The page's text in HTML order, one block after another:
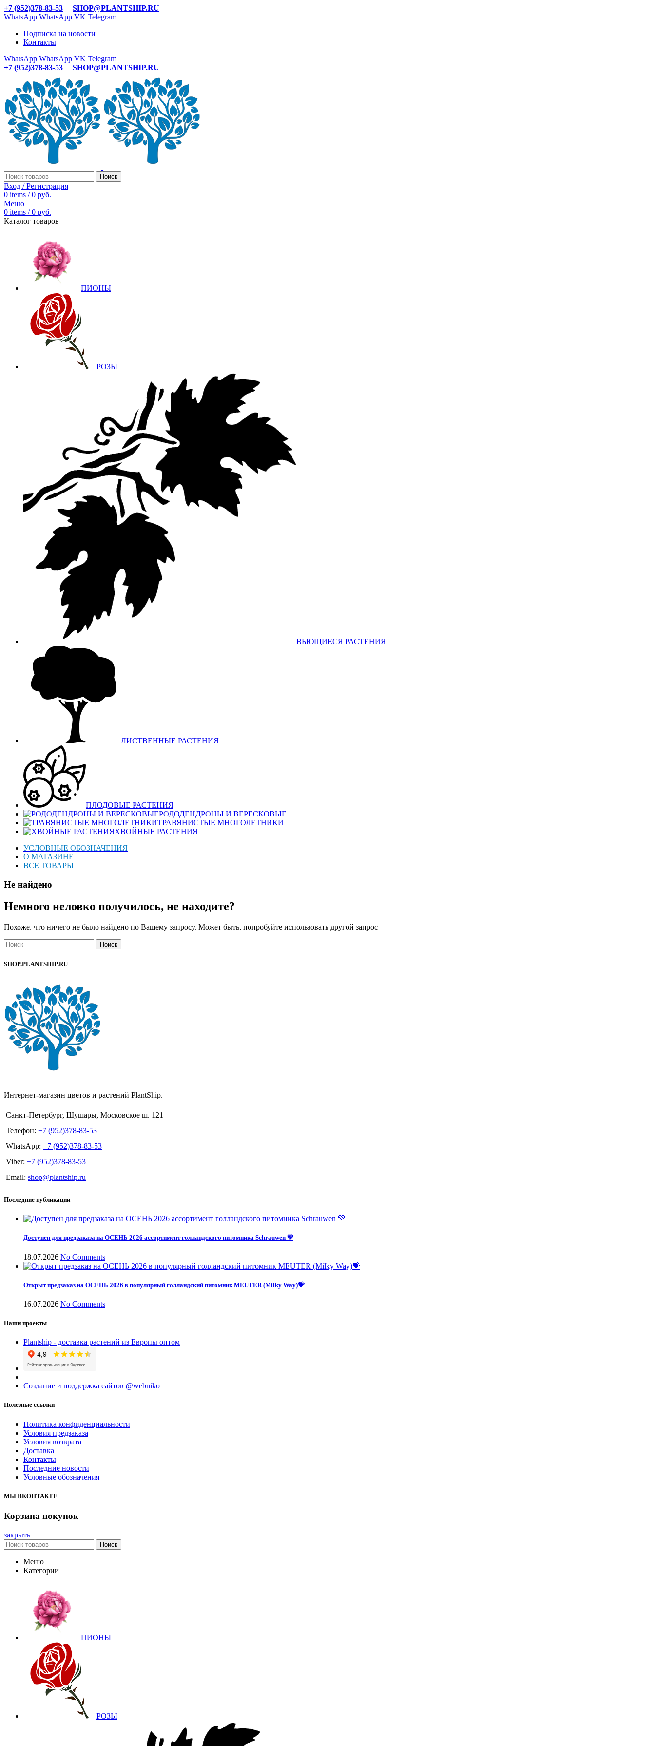
+7 (952)378-83-53
SHOP@PLANTSHIP.RU
WhatsApp WhatsApp VK Telegram
Подписка на новости
Контакты
WhatsApp WhatsApp VK Telegram
+7 (952)378-83-53
SHOP@PLANTSHIP.RU
Поиск
Вход / Регистрация
0 items / 0 руб.
Меню
0 items / 0 руб.
Каталог товаров
ПИОНЫ
РОЗЫ
ВЬЮЩИЕСЯ РАСТЕНИЯ
ЛИСТВЕННЫЕ РАСТЕНИЯ
ПЛОДОВЫЕ РАСТЕНИЯ
РОДОДЕНДРОНЫ И ВЕРЕСКОВЫЕ
ТРАВЯНИСТЫЕ МНОГОЛЕТНИКИ
ХВОЙНЫЕ РАСТЕНИЯ
УСЛОВНЫЕ ОБОЗНАЧЕНИЯ
О МАГАЗИНЕ
ВСЕ ТОВАРЫ
Не найдено
Немного неловко получилось, не находите?
Похоже, что ничего не было найдено по Вашему запросу. Может быть, попробуйте использовать другой запрос
Поиск
SHOP.PLANTSHIP.RU
Интернет-магазин цветов и растений PlantShip.
Санкт-Петербург, Шушары, Московское ш. 121
Телефон: +7 (952)378-83-53
WhatsApp: +7 (952)378-83-53
Viber: +7 (952)378-83-53
Email: shop@plantship.ru
Последние публикации
Доступен для предзаказа на ОСЕНЬ 2026 ассортимент голландского питомника Schrauwen 💚
18.07.2026 No Comments
Открыт предзаказ на ОСЕНЬ 2026 в популярный голландский питомник MEUTER (Milky Way)💝
16.07.2026 No Comments
Наши проекты
Plantship - доставка растений из Европы оптом
Создание и поддержка сайтов @webniko
Полезные ссылки
Политика конфиденциальности
Условия предзаказа
Условия возврата
Доставка
Контакты
Последние новости
Условные обозначения
МЫ ВКОНТАКТЕ
Корзина покупок
закрыть
Поиск
Меню
Категории
ПИОНЫ
РОЗЫ